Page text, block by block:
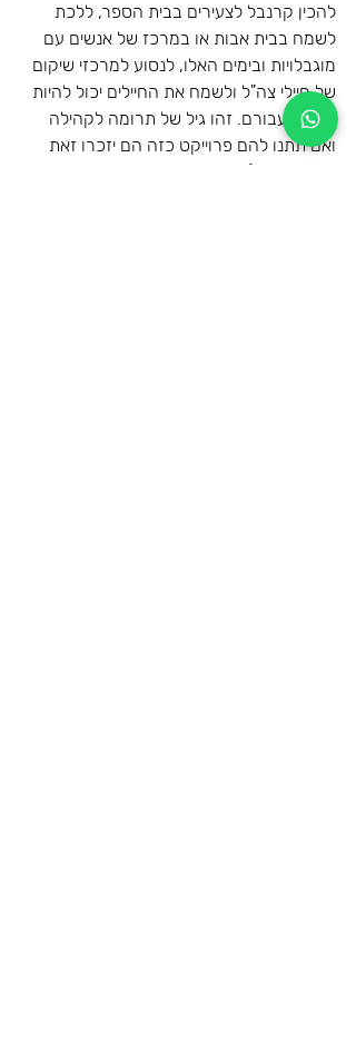
להכין קרנבל לצעירים בבית הספר, ללכת
לשמח בבית אבות או במרכז של אנשים עם
מוגבלויות ובימים האלו, לנסוע למרכזי שיקום
של חיילי צה"ל ולשמח את החיילים יכול להיות
מופלא עבורם. זהו גיל של תרומה לקהילה
ואם תתנו להם פרוייקט כזה הם יזכרו זאת